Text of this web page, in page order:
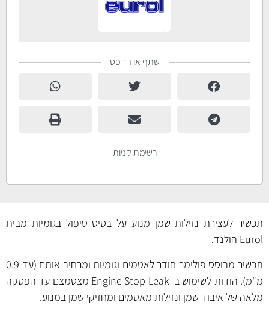
שתף או הדפס
רשימת קניות
תכשיר לעצירת נזילות שמן מנוע על בסיס טיפול בגומיות מבית
Eurol הולנד.
תכשיר מבוסס פולימר חודר לאטמים וגומיות ומרחיב אותם (עד 0.9
מ"מ). הודות לשימוש ב- Engine Stop Leak מצטמצם עד הפסקה
מלאה של איבוד שמן ונזילות מאטמים ומחזיקי שמן במנוע.